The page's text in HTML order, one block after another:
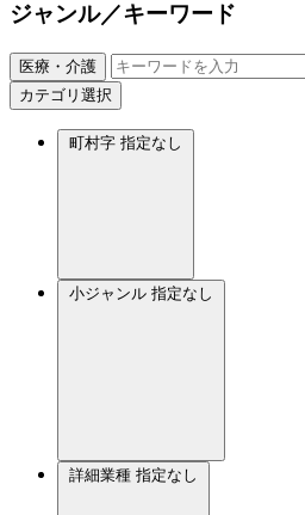
ジャンル／キーワード
医療・介護
カテゴリ選択
町村字 指定なし
小ジャンル 指定なし
詳細業種 指定なし